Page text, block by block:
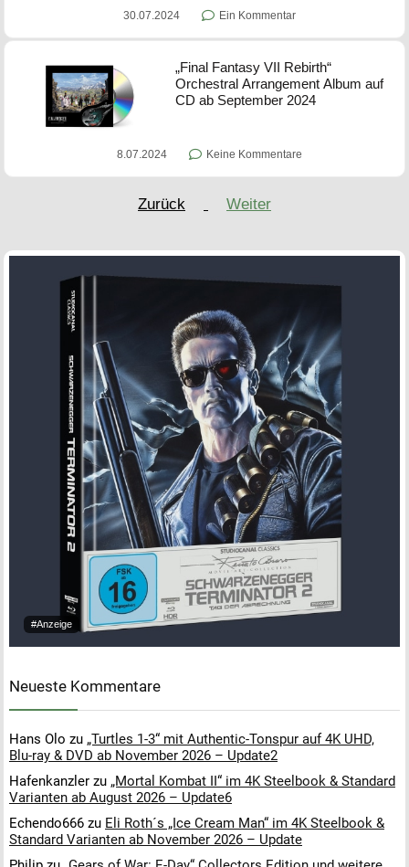
30.07.2024 Ein Kommentar
„Final Fantasy VII Rebirth“
Orchestral Arrangement Album auf
CD ab September 2024
8.07.2024 Keine Kommentare
Zurück Weiter
#Anzeige
Neueste Kommentare
Hans Olo zu „Turtles 1-3“ mit Authentic-Tonspur auf 4K UHD,
Blu-ray & DVD ab November 2026 – Update2
Hafenkanzler zu „Mortal Kombat II“ im 4K Steelbook & Standard
Varianten ab August 2026 – Update6
Echendo666 zu Eli Roth´s „Ice Cream Man“ im 4K Steelbook &
Standard Varianten ab November 2026 – Update